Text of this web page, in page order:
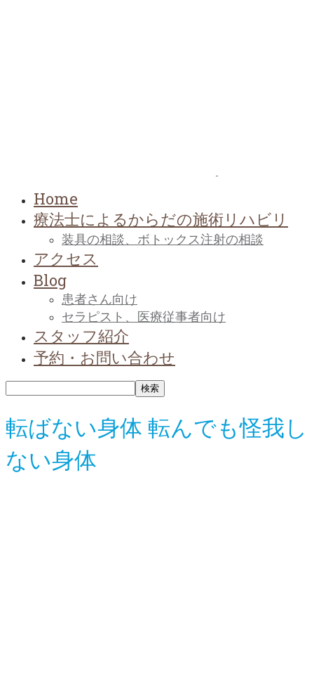
Home
療法士によるからだの施術リハビリ
装具の相談、ボトックス注射の相談
アクセス
Blog
患者さん向け
セラピスト、医療従事者向け
スタッフ紹介
予約・お問い合わせ
転ばない身体 転んでも怪我し
ない身体